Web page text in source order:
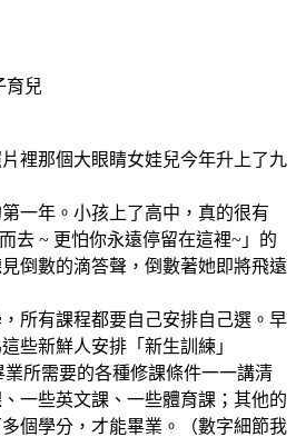
育兒
裡那個大眼睛女娃兒今年升上了九
一年。小孩上了高中，真的很有
去 ~ 更怕你永遠停留在這裡~」的
倒數的滴答聲，倒數著她即將飛遠
所有課程都要自己安排自己選。早
些新鮮人安排「新生訓練」
業所需要的各種修課條件一一講清
一些英文課、一些體育課；其他的
個學分，才能畢業。（數字細節我